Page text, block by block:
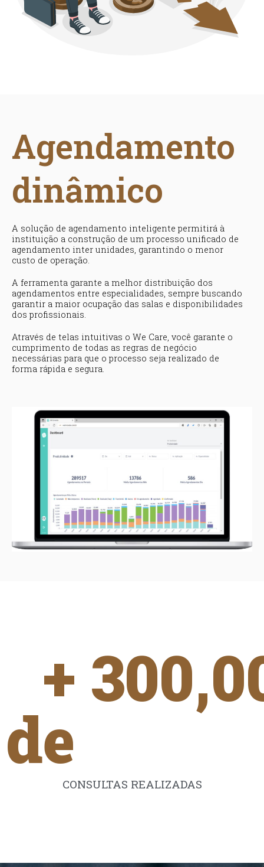
Agendamento
dinâmico
A solução de agendamento inteligente permitirá à
instituição a construção de um processo unificado de
agendamento inter unidades, garantindo o menor
custo de operação.
A ferramenta garante a melhor distribuição dos
agendamentos entre especialidades, sempre buscando
garantir a maior ocupação das salas e disponibilidades
dos profissionais.
Através de telas intuitivas o We Care, você garante o
cumprimento de todas as regras de negócio
necessárias para que o processo seja realizado de
forma rápida e segura.
CONSULTAS REALIZADAS
+
de